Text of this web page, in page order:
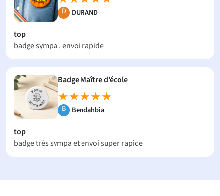
D DURAND
top
badge sympa , envoi rapide
Badge Maître d'école
★★★★★
★★★★★
B Bendahbia
top
badge très sympa et envoi super rapide